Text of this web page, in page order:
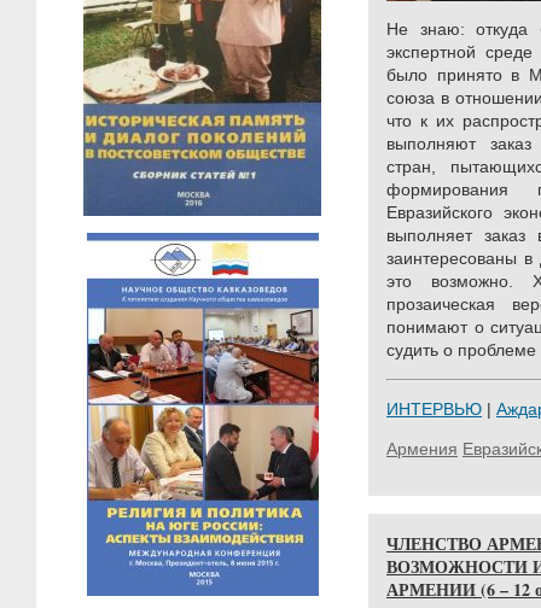
Не знаю: откуда
экспертной
было принято в
союза в
что к их
выполняют заказ
стран,
Евразийского
выполняет заказ
заинтересованы
это возможно.
прозаическая
понимают о
судить о проблеме
ИНТЕРВЬЮ |
Армения
ЧЛЕНСТВО
ВОЗМОЖНОСТИ
АРМЕНИИ (6 – 12